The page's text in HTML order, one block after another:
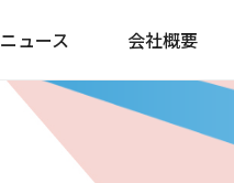
ニュース 会社概要